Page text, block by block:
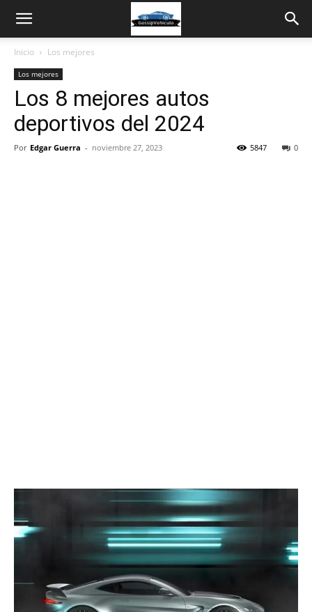
Inicio Los mejores
Los mejores
Los 8 mejores autos
deportivos del 2024
Por Edgar Guerra - noviembre 27, 2023 0
5847